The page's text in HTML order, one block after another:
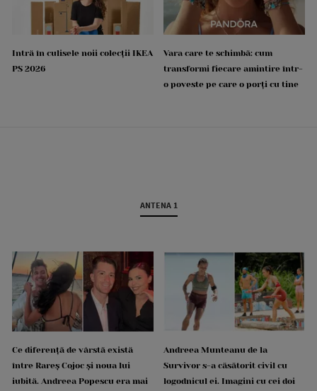
Intră în culisele noii colecții IKEA
PS 2026
Vara care te schimbă: cum
transformi fiecare amintire într-
o poveste pe care o porți cu tine
ANTENA 1
Ce diferență de vârstă există
între Rareș Cojoc și noua lui
iubită. Andreea Popescu era mai
Andreea Munteanu de la
Survivor s-a căsătorit civil cu
logodnicul ei. Imagini cu cei doi